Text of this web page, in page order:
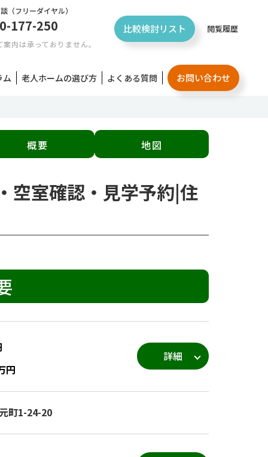
（フリーダイヤル）
177-250
内は承っておりません。
比較検討リスト 閲覧履歴
ム 老人ホームの選び方 よくある質問 お問い合わせ
概要 地図
空室確認・見学予約|住
円
詳細
町1-24-20